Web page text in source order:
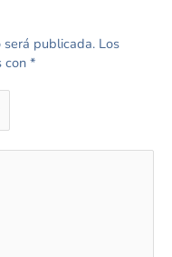
será publicada. Los
con *